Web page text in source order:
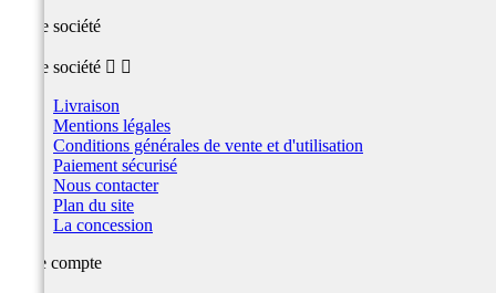
Notre société
Notre société  
Livraison
Mentions légales
Conditions générales de vente et d'utilisation
Paiement sécurisé
Nous contacter
Plan du site
La concession
Votre compte